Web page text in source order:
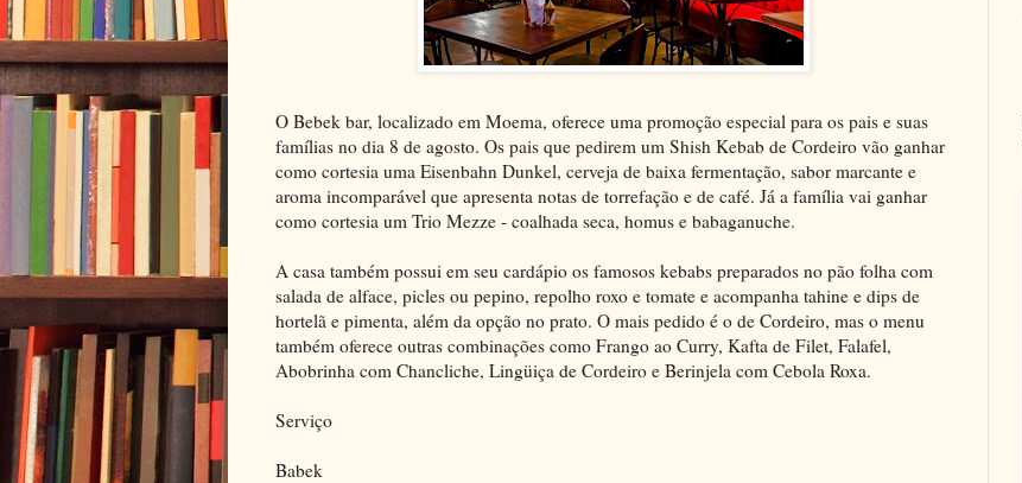
O Bebek bar, localizado em Moema, oferece uma promoção especial para os pais e suas
famílias no dia 8 de agosto. Os pais que pedirem um Shish Kebab de Cordeiro vão ganhar
como cortesia uma Eisenbahn Dunkel, cerveja de baixa fermentação, sabor marcante e
aroma incomparável que apresenta notas de torrefação e de café. Já a família vai ganhar
como cortesia um Trio Mezze - coalhada seca, homus e babaganuche.
A casa também possui em seu cardápio os famosos kebabs preparados no pão folha com
salada de alface, picles ou pepino, repolho roxo e tomate e acompanha tahine e dips de
hortelã e pimenta, além da opção no prato. O mais pedido é o de Cordeiro, mas o menu
também oferece outras combinações como Frango ao Curry, Kafta de Filet, Falafel,
Abobrinha com Chancliche, Lingüiça de Cordeiro e Berinjela com Cebola Roxa.
Serviço
Babek